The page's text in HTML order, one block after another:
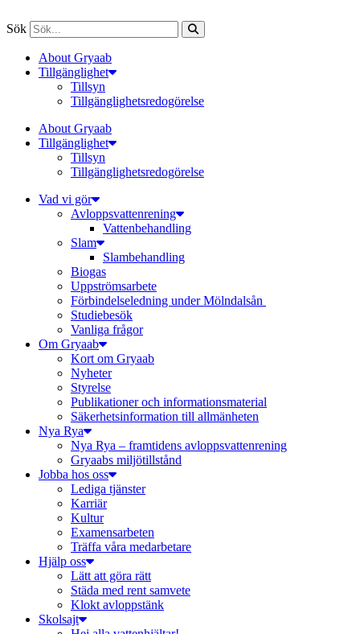
Sök
About Gryaab
Tillgänglighet
Tillsyn
Tillgänglighetsredogörelse
About Gryaab
Tillgänglighet
Tillsyn
Tillgänglighetsredogörelse
Vad vi gör
Avloppsvattenrening
Vatten­behandling
Slam
Slambehandling
Biogas
Uppströmsarbete
Förbindelseledning under Mölndalsån
Studiebesök
Vanliga frågor
Om Gryaab
Kort om Gryaab
Nyheter
Styrelse
Publikationer och informationsmaterial
Säkerhetsinformation till allmänheten
Nya Rya
Nya Rya – framtidens avloppsvattenrening
Gryaabs miljötillstånd
Jobba hos oss
Lediga tjänster
Karriär
Kultur
Examensarbeten
Träffa våra medarbetare
Hjälp oss
Lätt att göra rätt
Städa med rent samvete
Klokt avloppstänk
Skolsajt